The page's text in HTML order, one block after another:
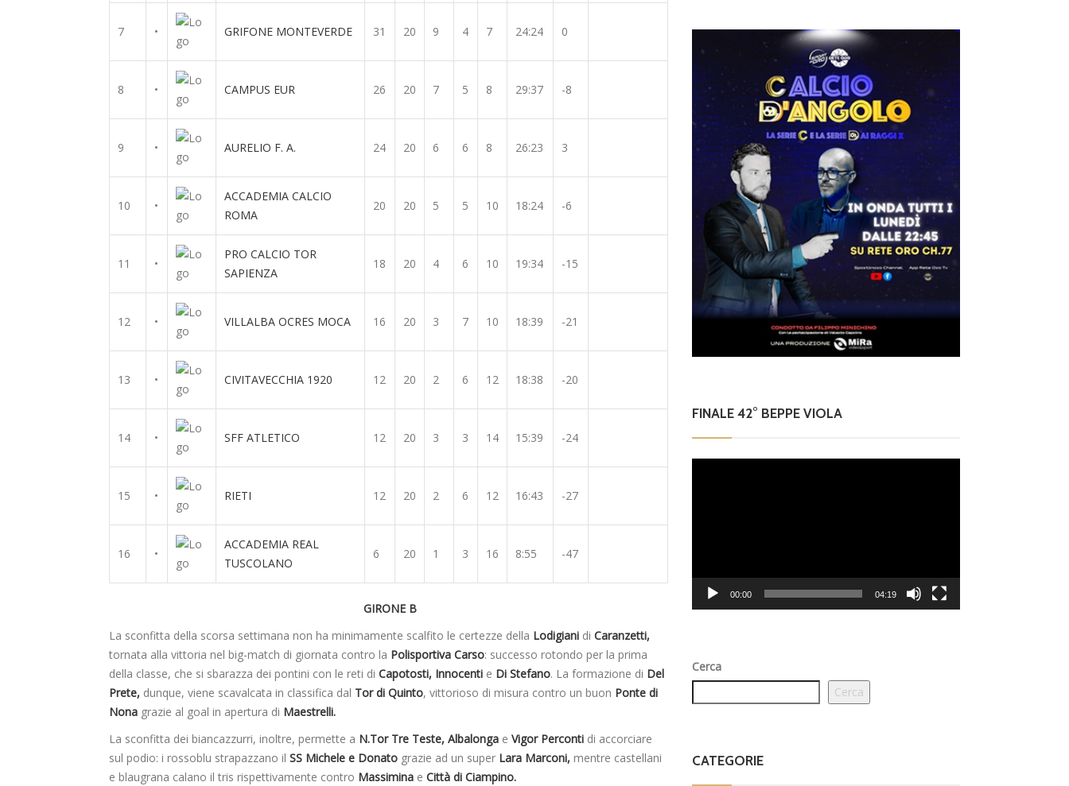
7 • GRIFONE MONTEVERDE 31 20 9 4 7 24:24 0
8 • CAMPUS EUR 26 20 7 5 8 29:37 -8
9 • AURELIO F. A. 24 20 6 6 8 26:23 3
10 •
ACCADEMIA CALCIO
ROMA
20 20 5 5 10 18:24 -6
11 •
PRO CALCIO TOR
SAPIENZA
18 20 4 6 10 19:34 -15
12 • VILLALBA OCRES MOCA 16 20 3 7 10 18:39 -21
13 • CIVITAVECCHIA 1920 12 20 2 6 12 18:38 -20
14 • SFF ATLETICO 12 20 3 3 14 15:39 -24
15 • RIETI 12 20 2 6 12 16:43 -27
16 •
ACCADEMIA REAL
TUSCOLANO
6 20 1 3 16 8:55 -47
GIRONE B
La sconfitta della scorsa settimana non ha minimamente scalfito le certezze della Lodigiani di Caranzetti,
tornata alla vittoria nel big-match di giornata contro la Polisportiva Carso: successo rotondo per la prima
della classe, che si sbarazza dei pontini con le reti di Capotosti, Innocenti e Di Stefano. La formazione di Del
Prete, dunque, viene scavalcata in classifica dal Tor di Quinto, vittorioso di misura contro un buon Ponte di
Nona grazie al goal in apertura di Maestrelli.
La sconfitta dei biancazzurri, inoltre, permette a N.Tor Tre Teste, Albalonga e Vigor Perconti di accorciare
sul podio: i rossoblu strapazzano il SS Michele e Donato grazie ad un super Lara Marconi, mentre castellani
e blaugrana calano il tris rispettivamente contro Massimina e Città di Ciampino.
FINALE 42° BEPPE VIOLA
00:00 04:19
Cerca
Cerca
CATEGORIE